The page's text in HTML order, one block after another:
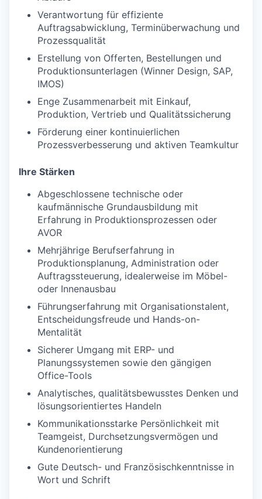
Verantwortung für effiziente
Auftragsabwicklung, Terminüberwachung und
Prozessqualität
Erstellung von Offerten, Bestellungen und
Produktionsunterlagen (Winner Design, SAP,
IMOS)
Enge Zusammenarbeit mit Einkauf,
Produktion, Vertrieb und Qualitätssicherung
Förderung einer kontinuierlichen
Prozessverbesserung und aktiven Teamkultur
Ihre Stärken
Abgeschlossene technische oder
kaufmännische Grundausbildung mit
Erfahrung in Produktionsprozessen oder
AVOR
Mehrjährige Berufserfahrung in
Produktionsplanung, Administration oder
Auftragssteuerung, idealerweise im Möbel-
oder Innenausbau
Führungserfahrung mit Organisationstalent,
Entscheidungsfreude und Hands-on-
Mentalität
Sicherer Umgang mit ERP- und
Planungssystemen sowie den gängigen
Office-Tools
Analytisches, qualitätsbewusstes Denken und
lösungsorientiertes Handeln
Kommunikationsstarke Persönlichkeit mit
Teamgeist, Durchsetzungsvermögen und
Kundenorientierung
Gute Deutsch- und Französischkenntnisse in
Wort und Schrift